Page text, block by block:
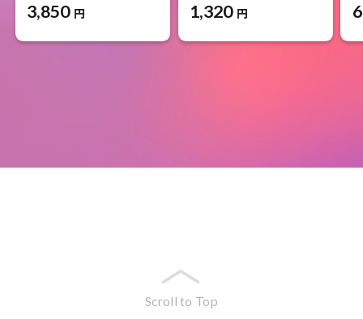
3,850 円 1,320 円
Scroll to Top